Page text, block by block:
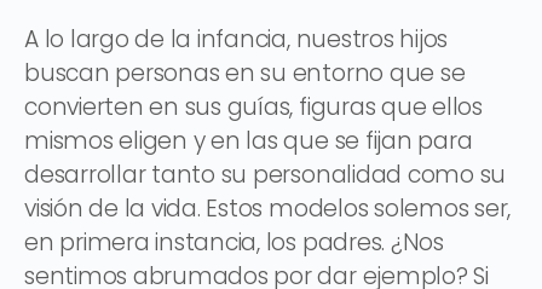
A lo largo de la infancia, nuestros hijos
buscan personas en su entorno que se
convierten en sus guías, figuras que ellos
mismos eligen y en las que se fijan para
desarrollar tanto su personalidad como su
visión de la vida. Estos modelos solemos ser,
en primera instancia, los padres. ¿Nos
sentimos abrumados por dar ejemplo? Si